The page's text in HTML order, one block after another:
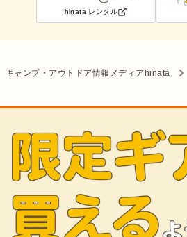
hinata レンタル
キャンプ・アウトドア情報メディアhinata